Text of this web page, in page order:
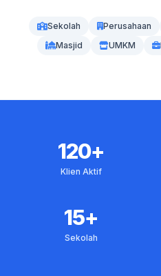
Sekolah Perusahaan
Masjid
UMKM
120+
Klien Aktif
15+
Sekolah